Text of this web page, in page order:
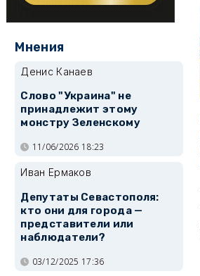
Мнения
Денис Канаев
Слово "Украина" не
принадлежит этому
монстру Зеленскому
11/06/2026 18:23
Иван Ермаков
Депутаты Севастополя:
кто они для города —
представители или
наблюдатели?
03/12/2025 17:36